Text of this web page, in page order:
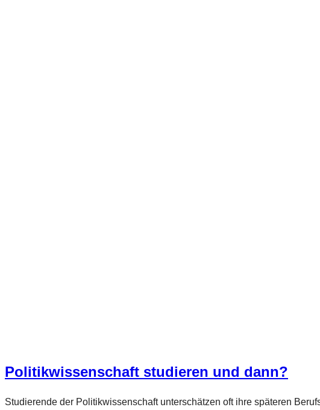
Politikwissenschaft studieren und dann?
Studierende der Politikwissenschaft unterschätzen oft ihre späteren